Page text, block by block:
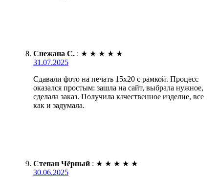
Снежана С. : ★ ★ ★ ★ ★
31.07.2025
Сдавали фото на печать 15х20 с рамкой. Процесс
оказался простым: зашла на сайт, выбрала нужное,
сделала заказ. Получила качественное изделие, все
как и задумала.
Степан Чёрный : ★ ★ ★ ★ ★
30.06.2025